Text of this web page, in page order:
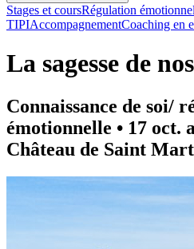
Stages et coursRégulation
TIPIAccompagnementCoaching en
La sagesse de
Connaissance de soi/
émotionnelle • 17 oct.
Château de Saint